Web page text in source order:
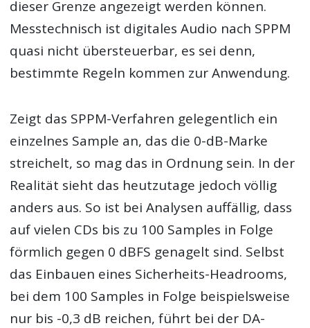
dieser Grenze angezeigt werden können.
Messtechnisch ist digitales Audio nach SPPM
quasi nicht übersteuerbar, es sei denn,
bestimmte Regeln kommen zur Anwendung.
Zeigt das SPPM-Verfahren gelegentlich ein
einzelnes Sample an, das die 0-dB-Marke
streichelt, so mag das in Ordnung sein. In der
Realität sieht das heutzutage jedoch völlig
anders aus. So ist bei Analysen auffällig, dass
auf vielen CDs bis zu 100 Samples in Folge
förmlich gegen 0 dBFS genagelt sind. Selbst
das Einbauen eines Sicherheits-Headrooms,
bei dem 100 Samples in Folge beispielsweise
nur bis -0,3 dB reichen, führt bei der DA-